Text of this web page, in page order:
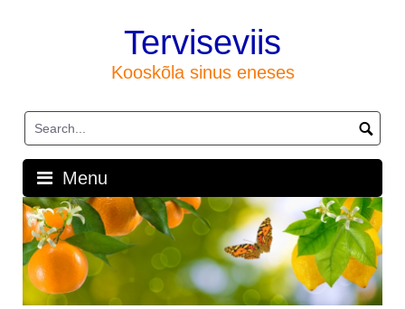
Terviseviis
Kooskõla sinus eneses
Menu